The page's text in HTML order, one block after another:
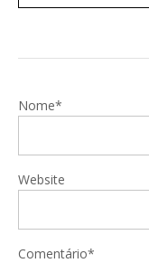
Nome*
Website
Comentário*